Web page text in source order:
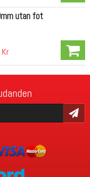
utan fot
Skicka